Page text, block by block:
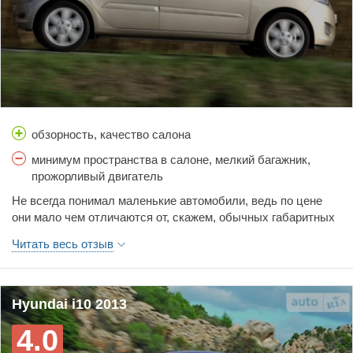
еще наложить. Для поездок на работу и куда-то подальше
незаменимый вариант.
обзорность, качество салона
минимум пространства в салоне, мелкий багажник,
прожорливый двигатель
Не всегда понимал маленькие автомобили, ведь по цене
они мало чем отличаются от, скажем, обычных габаритных
мне посчастливилось познакомиться и с такой крошкой, как
Hyundai i10. Автомобиль крошечный снаружи, крошечный
внутри, с крошечным сердцем... скажем так, типичная
женская малолитражка, которая создана для передвижения
из пункта А в пункт Б.Как я уже говорил, габариты
автомобиля очень маленькие, обзорность - отличная,
наличие автоматической коробки - все, о чем мечтает
Читать весь отзыв
Hyundai i10 2013
4.0